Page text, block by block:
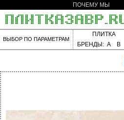
ПОЧЕМУ МЫ
ВЫБОР ПО ПАРАМЕТРАМ
ПЛИТКА
БРЕНДЫ: A B